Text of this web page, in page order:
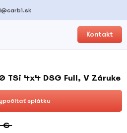
Kontakt
TSi 4x4 DSG Full, V Záruke
splátku
€